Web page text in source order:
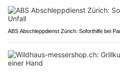
ABS Abschleppdienst Zürich: Soforthilfe bei